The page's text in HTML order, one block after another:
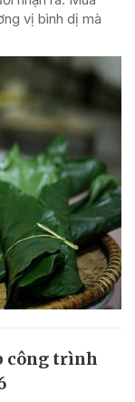
vị bình dị mà
công trình